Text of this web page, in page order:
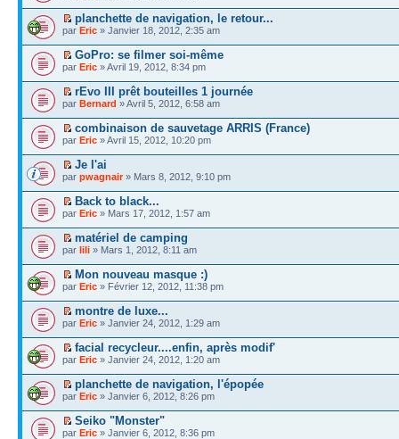
planchette de navigation, le retour...
par Eric » Janvier 18, 2012, 2:35 am
GoPro: se filmer soi-même
par Eric » Avril 19, 2012, 8:34 pm
rEvo III prêt bouteilles 1 journée
par Bernard » Avril 5, 2012, 6:58 am
combinaison de sauvetage ARRIS (France)
par Eric » Avril 15, 2012, 10:20 pm
Je l'ai
par pwagnair» Mars 8, 2012, 9:10 pm
Back to black...
par Eric » Mars 17, 2012, 1:57 am
matériel de camping
par lili » Mars 1, 2012, 8:11 am
Mon nouveau masque :)
par Eric » Février 12, 2012, 11:38 pm
montre de luxe...
par Eric » Janvier 24, 2012, 1:29 am
facial recycleur....enfin, après modif'
par Eric » Janvier 24, 2012, 1:20 am
planchette de navigation, l'épopée
par Eric » Janvier 6, 2012, 8:26 pm
Seiko "Monster"
par Eric » Janvier 6, 2012, 8:36 pm